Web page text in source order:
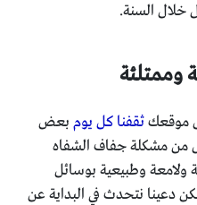
خلال السنة.
وممتلئة
موقعكثقفنا كل يوم بعض
من مشكلة جفاف الشفاه
ولامعة وطبيعية بوسائل
دعينا نتحدث في البداية عن